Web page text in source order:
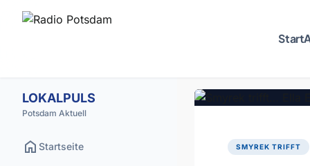
Start
LOKALPULS
Potsdam Aktuell
home Startseite SMYREK TRIFFT